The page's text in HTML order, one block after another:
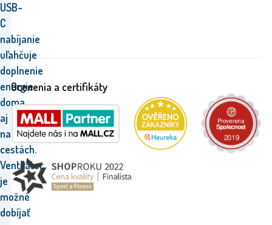
USB-
C
nabíjanie
uľahčuje
doplnenie
energie
doma
aj
na
cestách.
Ventilátor
je
možné
dobíjať
Ocenenia a certifikáty